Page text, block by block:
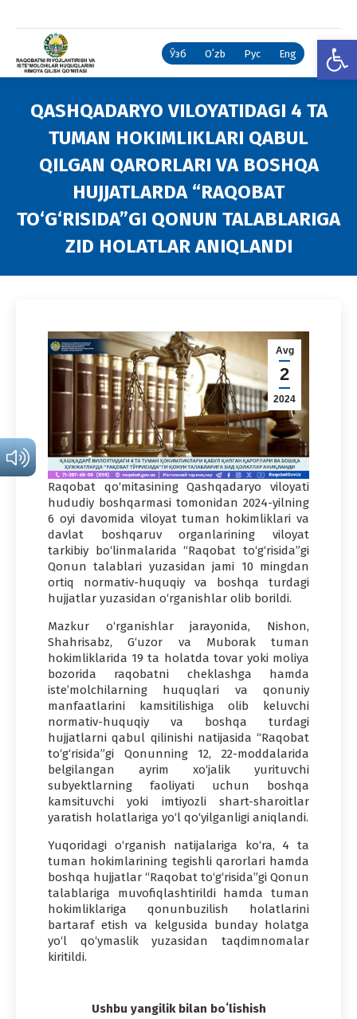
Ўзб Oʻzb Рус Eng
QASHQADARYO VILOYATIDAGI 4 TA
TUMAN HOKIMLIKLARI QABUL
QILGAN QARORLARI VA BOSHQA
HUJJATLARDA “RAQOBAT
TO‘G‘RISIDA”GI QONUN TALABLARIGA
ZID HOLATLAR ANIQLANDI
Avg
2
2024
Raqobat qo‘mitasining Qashqadaryo viloyati
hududiy boshqarmasi tomonidan 2024-yilning
6 oyi davomida viloyat tuman hokimliklari va
davlat boshqaruv organlarining viloyat
tarkibiy bo‘linmalarida “Raqobat to‘g‘risida”gi
Qonun talablari yuzasidan jami 10 mingdan
ortiq normativ-huquqiy va boshqa turdagi
hujjatlar yuzasidan o‘rganishlar olib borildi.
Mazkur o‘rganishlar jarayonida, Nishon,
Shahrisabz, G‘uzor va Muborak tuman
hokimliklarida 19 ta holatda tovar yoki moliya
bozorida raqobatni cheklashga hamda
iste’molchilarning huquqlari va qonuniy
manfaatlarini kamsitilishiga olib keluvchi
normativ-huquqiy va boshqa turdagi
hujjatlarni qabul qilinishi natijasida “Raqobat
to‘g‘risida”gi Qonunning 12, 22-moddalarida
belgilangan ayrim xo‘jalik yurituvchi
subyektlarning faoliyati uchun boshqa
kamsituvchi yoki imtiyozli shart-sharoitlar
yaratish holatlariga yo‘l qo‘yilganligi aniqlandi.
Yuqoridagi o‘rganish natijalariga ko‘ra, 4 ta
tuman hokimlarining tegishli qarorlari hamda
boshqa hujjatlar “Raqobat to‘g‘risida”gi Qonun
talablariga muvofiqlashtirildi hamda tuman
hokimliklariga qonunbuzilish holatlarini
bartaraf etish va kelgusida bunday holatga
yo‘l qo‘ymaslik yuzasidan taqdimnomalar
kiritildi.
Ushbu yangilik bilan boʻlishish